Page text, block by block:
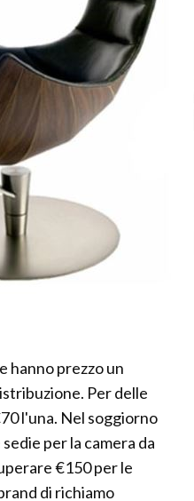
hanno prezzo un
Per delle
l'una. Nel soggiorno
per la camera da
€150 per le
di richiamo